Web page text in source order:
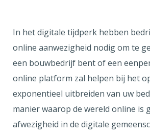
In het digitale tijdperk hebben
online aanwezigheid nodig om te
een bouwbedrijf bent of een
online platform zal helpen bij het
exponentieel uitbreiden van uw
manier waarop de wereld online is
afwezigheid in de digitale